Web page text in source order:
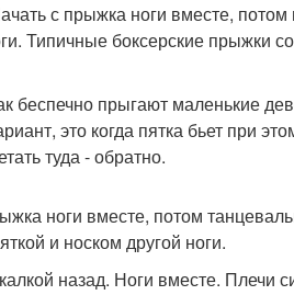
с прыжка ноги вместе,
Типичные боксерские прыжки
беспечно прыгают маленькие
это когда пятка бьет при
туда - обратно.
ноги вместе, потом
и носком другой ноги.
назад. Ноги вместе. Плечи